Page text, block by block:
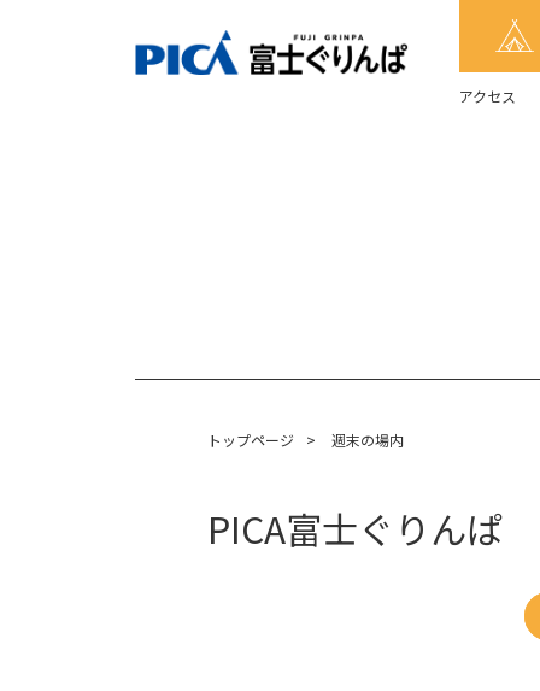
アクセス
トップページ > 週末の場内
PICA富士ぐりんぱ